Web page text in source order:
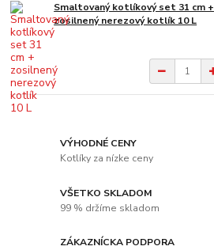
Smaltovaný kotlíkový set 31 cm +
zosilnený nerezový kotlík 10 L
VÝHODNÉ CENY
Kotlíky za nízke ceny
VŠETKO SKLADOM
99 % držíme skladom
ZÁKAZNÍCKA PODPORA